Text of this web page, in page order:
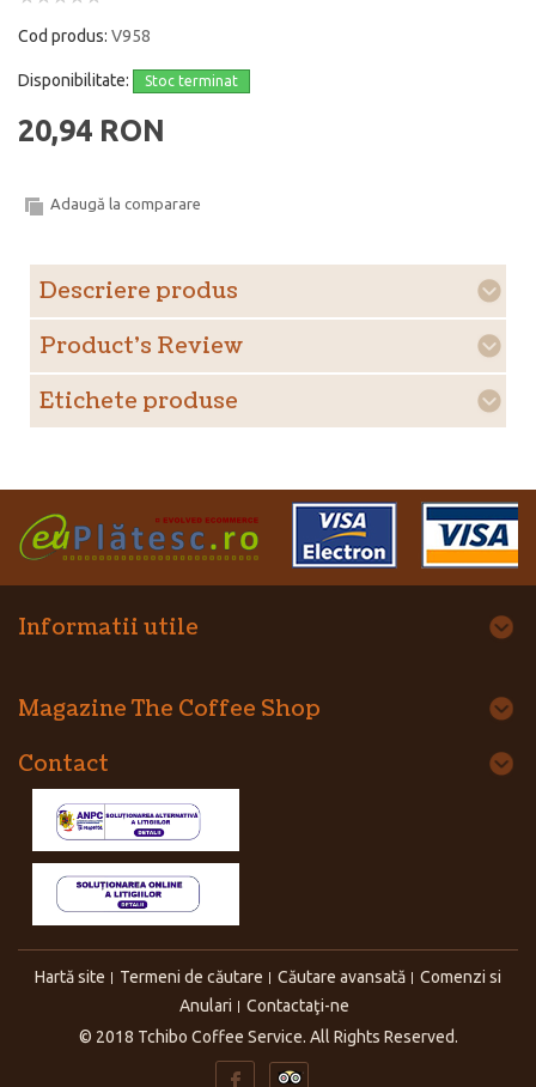
Cod produs: V958
Disponibilitate: Stoc terminat
20,94 RON
Adaugă la comparare
Descriere produs
Product's Review
Etichete produse
Informatii utile
Magazine The Coffee Shop
Contact
Hartă site Termeni de căutare Căutare avansată
Comenzi si
Anulari
Contactaţi-ne
© 2018 Tchibo Coffee Service. All Rights Reserved.